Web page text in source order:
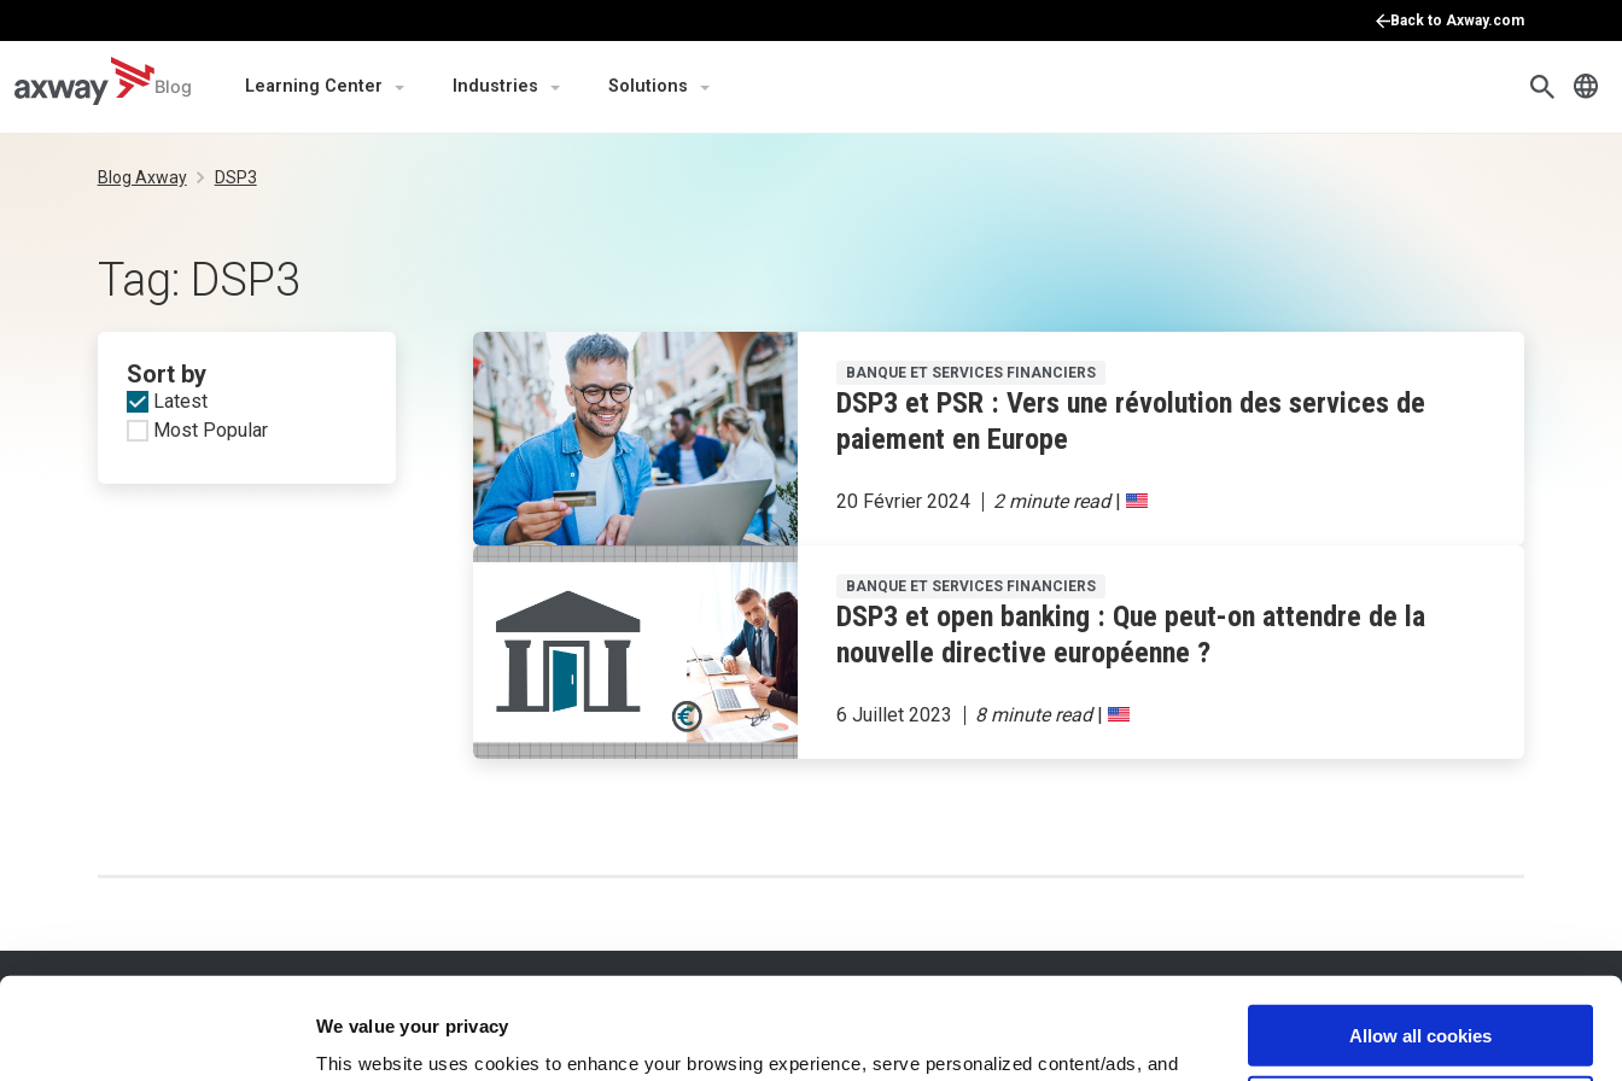
We value your privacy
This website uses cookies to enhance your browsing experience, serve personalized content/ads, and
Allow all cookies
Back to Axway.com
Blog Learning Center Industries Solutions
Blog Axway DSP3
Tag: DSP3
Sort by
Latest
Most Popular
BANQUE ET SERVICES FINANCIERS
DSP3 et PSR : Vers une révolution des services de
paiement en Europe
20 Février 2024 |
BANQUE ET SERVICES FINANCIERS
DSP3 et open banking : Que peut-on attendre de la
nouvelle directive européenne ?
6 Juillet 2023 |